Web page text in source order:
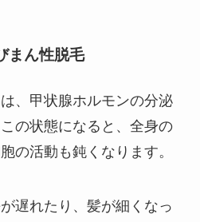
まん性脱毛
、甲状腺ホルモンの分泌
の状態になると、全身の
の活動も鈍くなります。
遅れたり、髪が細くなっ